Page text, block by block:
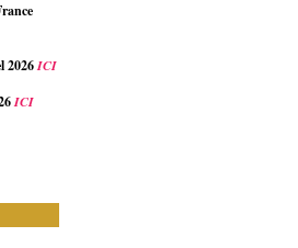
2026ICI
ICI